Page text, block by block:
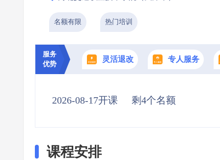
名额有限 热门培训
服务
优势
灵活退改 专人服务
2026-08-17开课 剩4个名额
课程安排